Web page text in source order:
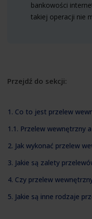
bankowości
takiej operacji nie
Przejdź do sekcji:
1. Co to jest przelew
1.1. Przelew wewnętrzny
2. Jak wykonać przelew
3. Jakie są zalety
4. Czy przelew
5. Jakie są inne rodzaje